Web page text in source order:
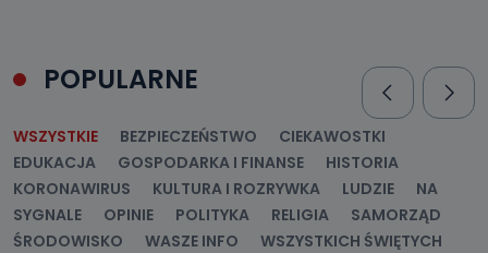
POPULARNE
WSZYSTKIE BEZPIECZEŃSTWO
CIEKAWOSTKI
EDUKACJA
GOSPODARKA I FINANSE
HISTORIA
KORONAWIRUS
KULTURA I ROZRYWKA LUDZIE
NA
SYGNALE
OPINIE POLITYKA RELIGIA
SAMORZĄD
ŚRODOWISKO
WASZE INFO
WSZYSTKICH ŚWIĘTYCH